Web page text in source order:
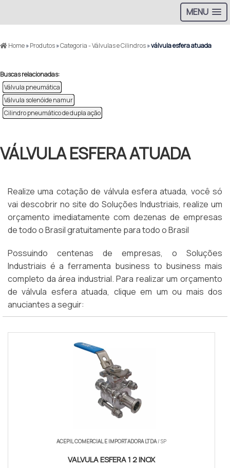
MENU
Home»Produtos»Categoria - Válvulas e Cilindros»válvula esfera atuada
Buscas relacionadas:
Válvula pneumática
Válvula solenóide namur
Cilindro pneumático de dupla ação
VÁLVULA ESFERA ATUADA
Realize uma cotação de válvula esfera atuada, você só
vai descobrir no site do Soluções Industriais, realize um
orçamento imediatamente com dezenas de empresas
de todo o Brasil gratuitamente para todo o Brasil
Possuindo centenas de empresas, o Soluções
Industriais é a ferramenta business to business mais
completo da área industrial. Para realizar um orçamento
de válvula esfera atuada, clique em um ou mais dos
anuciantes a seguir:
ACEPIL COMERCIAL E IMPORTADORA LTDA/ SP
VALVULA ESFERA 1 2 INOX